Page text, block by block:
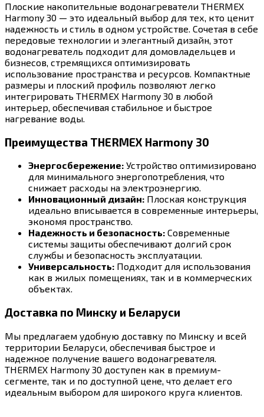
Плоские накопительные водонагреватели THERMEX
Harmony 30 — это идеальный выбор для тех, кто ценит
надежность и стиль в одном устройстве. Сочетая в себе
передовые технологии и элегантный дизайн, этот
водонагреватель подходит для домовладельцев и
бизнесов, стремящихся оптимизировать
использование пространства и ресурсов. Компактные
размеры и плоский профиль позволяют легко
интегрировать THERMEX Harmony 30 в любой
интерьер, обеспечивая стабильное и быстрое
нагревание воды.
Преимущества THERMEX Harmony 30
Энергосбережение: Устройство оптимизировано
для минимального энергопотребления, что
снижает расходы на электроэнергию.
Инновационный дизайн: Плоская конструкция
идеально вписывается в современные интерьеры,
экономя пространство.
Надежность и безопасность: Современные
системы защиты обеспечивают долгий срок
службы и безопасность эксплуатации.
Универсальность: Подходит для использования
как в жилых помещениях, так и в коммерческих
объектах.
Доставка по Минску и Беларуси
Мы предлагаем удобную доставку по Минску и всей
территории Беларуси, обеспечивая быстрое и
надежное получение вашего водонагревателя.
THERMEX Harmony 30 доступен как в премиум-
сегменте, так и по доступной цене, что делает его
идеальным выбором для широкого круга клиентов.